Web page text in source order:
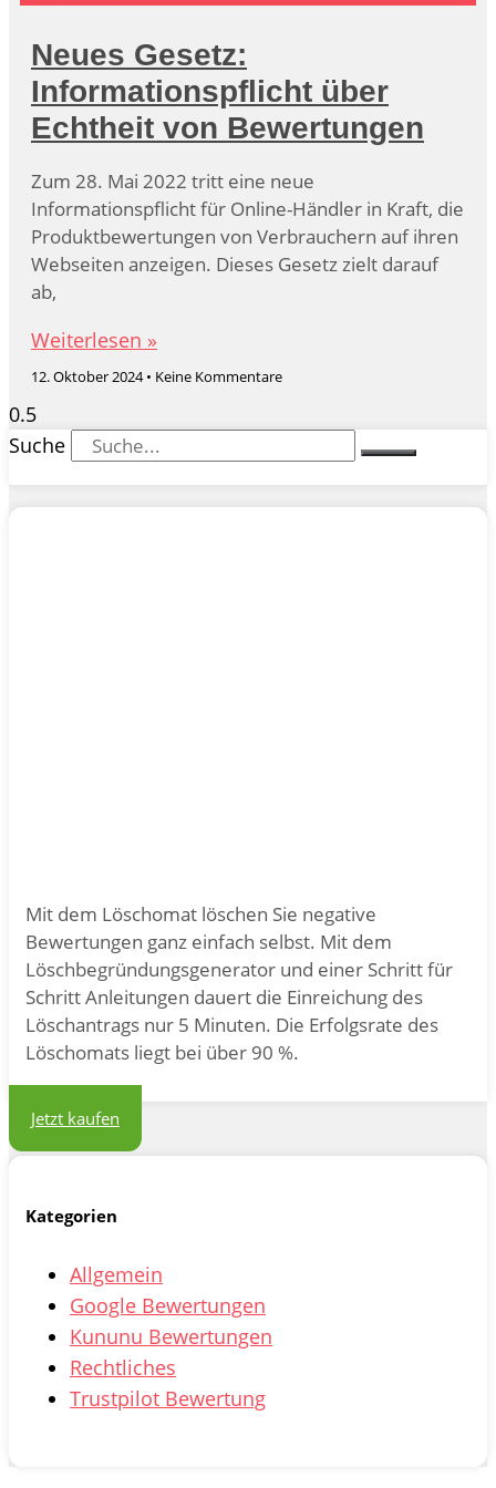
Neues Gesetz:
Informationspflicht über
Echtheit von Bewertungen
Zum 28. Mai 2022 tritt eine neue
Informationspflicht für Online-Händler in Kraft, die
Produktbewertungen von Verbrauchern auf ihren
Webseiten anzeigen. Dieses Gesetz zielt darauf
ab,
Weiterlesen »
12. Oktober 2024 Keine Kommentare
Suche
Mit dem Löschomat löschen Sie negative
Bewertungen ganz einfach selbst. Mit dem
Löschbegründungsgenerator und einer Schritt für
Schritt Anleitungen dauert die Einreichung des
Löschantrags nur 5 Minuten. Die Erfolgsrate des
Löschomats liegt bei über 90 %.
Jetzt kaufen
Kategorien
Allgemein
Google Bewertungen
Kununu Bewertungen
Rechtliches
Trustpilot Bewertung